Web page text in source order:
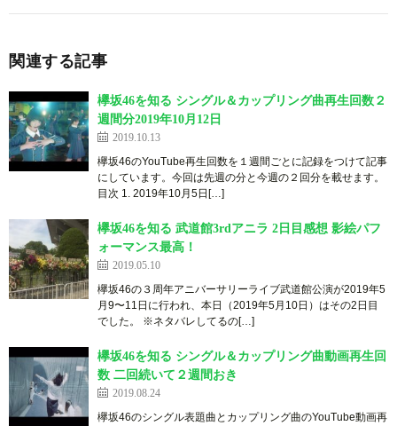
関連する記事
欅坂46を知る シングル＆カップリング曲再生回数２
週間分2019年10月12日
2019.10.13
欅坂46のYouTube再生回数を１週間ごとに記録をつけて記事
にしています。今回は先週の分と今週の２回分を載せます。
目次 1. 2019年10月5日[…]
欅坂46を知る 武道館3rdアニラ 2日目感想 影絵パフ
ォーマンス最高！
2019.05.10
欅坂46の３周年アニバーサリーライブ武道館公演が2019年5
月9〜11日に行われ、本日（2019年5月10日）はその2日目
でした。 ※ネタバレしてるの[…]
欅坂46を知る シングル＆カップリング曲動画再生回
数 二回続いて２週間おき
2019.08.24
欅坂46のシングル表題曲とカップリング曲のYouTube動画再